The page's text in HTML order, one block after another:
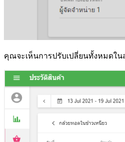
คุณจะเห็นการปรับเปลี่ยนทั้งหมดใ